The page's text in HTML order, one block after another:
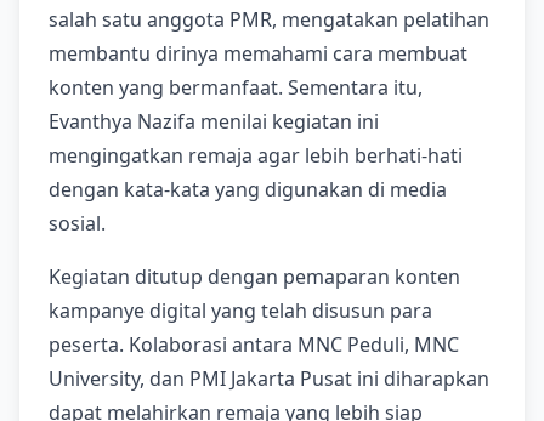
salah satu anggota PMR, mengatakan pelatihan
membantu dirinya memahami cara membuat
konten yang bermanfaat. Sementara itu,
Evanthya Nazifa menilai kegiatan ini
mengingatkan remaja agar lebih berhati-hati
dengan kata-kata yang digunakan di media
sosial.
Kegiatan ditutup dengan pemaparan konten
kampanye digital yang telah disusun para
peserta. Kolaborasi antara MNC Peduli, MNC
University, dan PMI Jakarta Pusat ini diharapkan
dapat melahirkan remaja yang lebih siap